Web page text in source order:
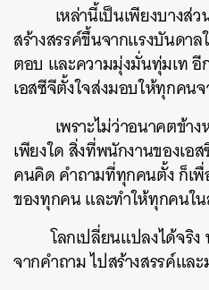
เหล่านี้เป็นเพียงบางส่ว
สร้างสรรค์ขึ้นจากแรงบันดา
ตอบ และความมุ่งมั่นทุ่มเท
เอสซีจีตั้งใจส่งมอบให้ทุกคน
เพราะไม่ว่าอนาคตข้างห
เพียงใด สิ่งที่พนักงานของเ
คนคิด คำถามที่ทุกคนตั้ง ก็เ
ของทุกคน และทำให้ทุกคนใ
โลกเปลี่ยนแปลงได้จริง
จากคำถาม ไปสร้างสรรค์แล